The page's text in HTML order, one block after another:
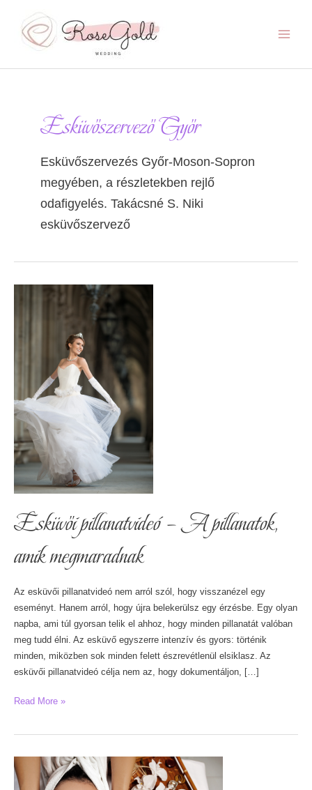
content
Menu
Esküvőszervező Győr
Esküvőszervezés Győr-Moson-Sopron
megyében, a részletekben rejlő
odafigyelés. Takácsné S. Niki
esküvőszervező
Esküvői pillanatvideó – A pillanatok,
amik megmaradnak
Az esküvői pillanatvideó nem arról szól, hogy visszanézel egy
eseményt. Hanem arról, hogy újra belekerülsz egy érzésbe. Egy olyan
napba, ami túl gyorsan telik el ahhoz, hogy minden pillanatát valóban
meg tudd élni. Az esküvő egyszerre intenzív és gyors: történik
minden, miközben sok minden felett észrevétlenül elsiklasz. Az
esküvői pillanatvideó célja nem az, hogy dokumentáljon, […]
Esküvői
–
pillanatok,
amik
Read More »